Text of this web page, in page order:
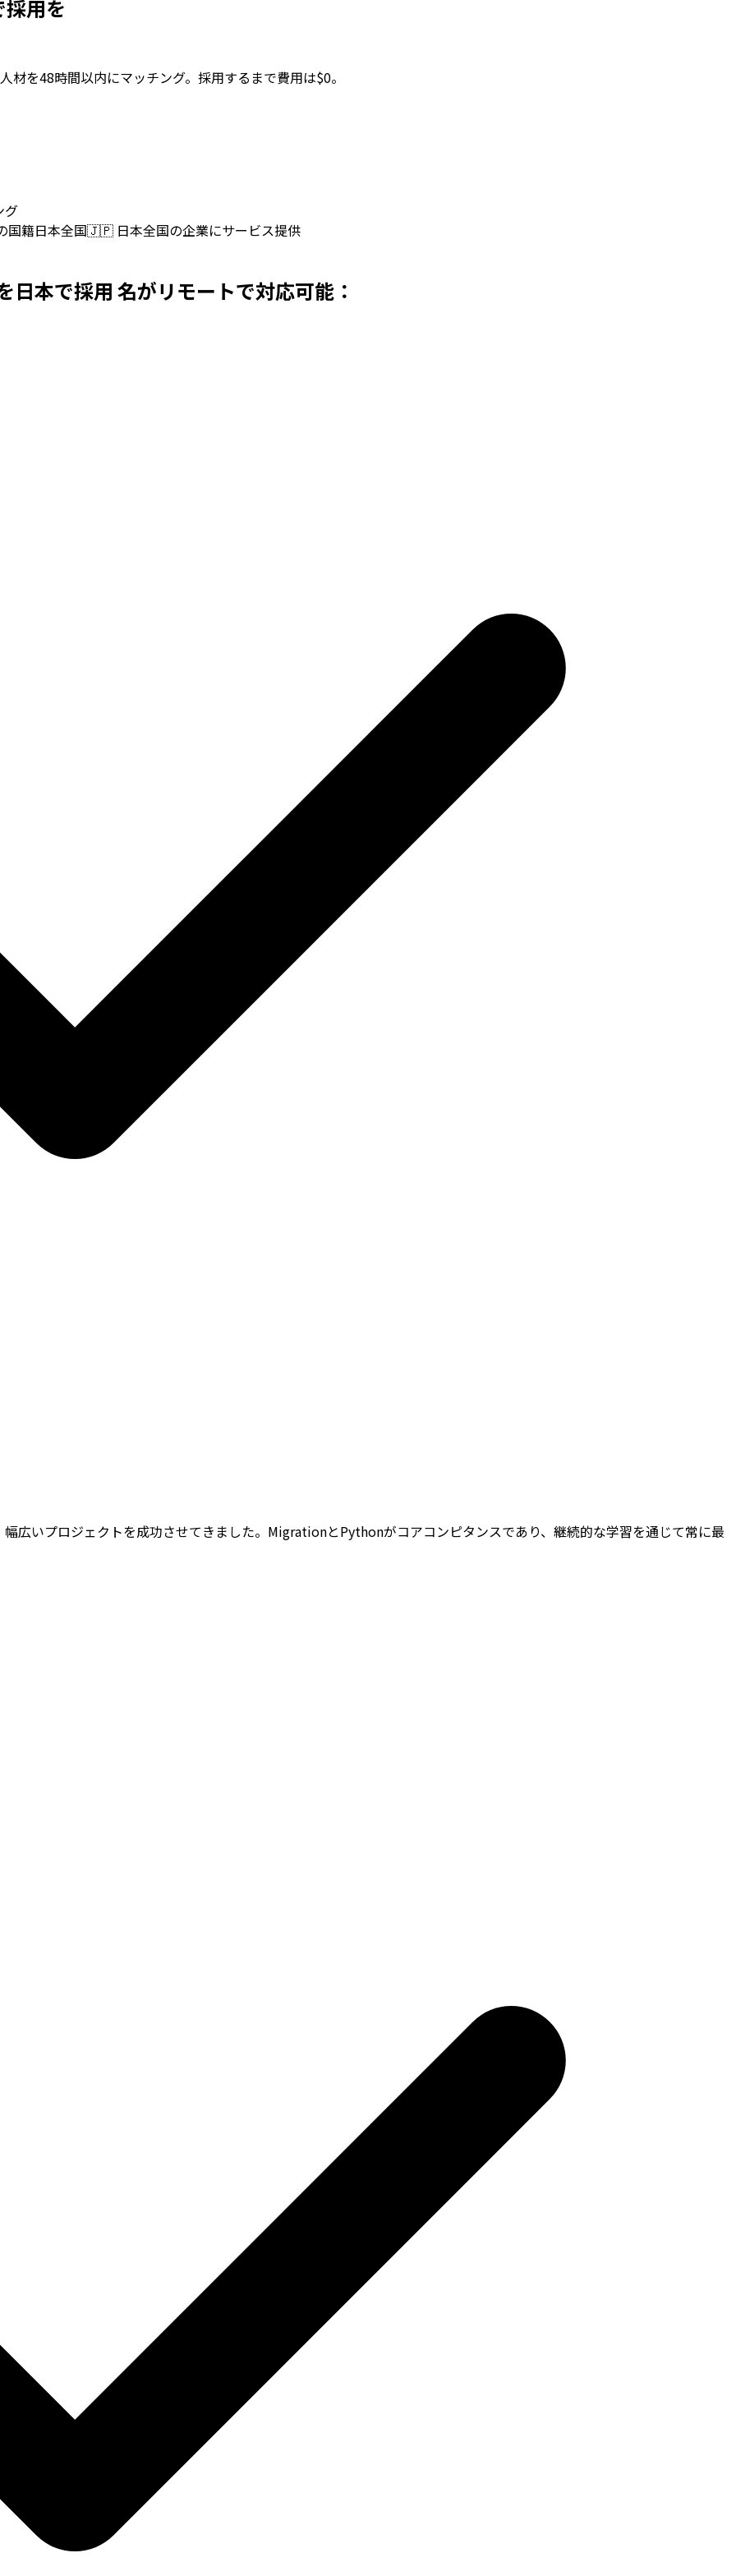
用を
を48時間以内にマッチング。採用するまで費用は$0。
グ
国籍日本全国🇯🇵 日本全国の企業にサービス提供
本で採用 名がリモートで対応可能：
広いプロジェクトを成功させてきました。MigrationとPythonがコアコンピタンスであり、継続的な学習を通じて常に最